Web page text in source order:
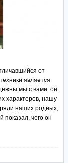
от
является
мы с вами: он
характеров, нашу
наших родных,
показал, чего он